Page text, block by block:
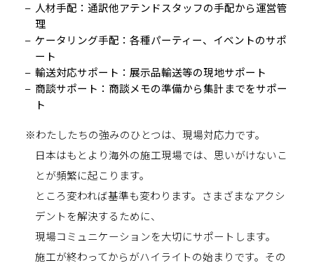
人材手配：通訳他アテンドスタッフの手配から運営管
理
ケータリング手配：各種パーティー、イベントのサポ
ート
輸送対応サポート：展示品輸送等の現地サポート
商談サポート：商談メモの準備から集計までをサポー
ト
※わたしたちの強みのひとつは、現場対応力です。
日本はもとより海外の施工現場では、思いがけないこ
とが頻繁に起こります。
ところ変われば基準も変わります。さまざまなアクシ
デントを解決するために、
現場コミュニケーションを大切にサポートします。
施工が終わってからがハイライトの始まりです。その